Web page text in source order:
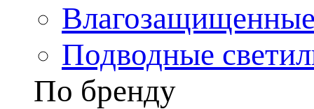
Подводные
По бренду